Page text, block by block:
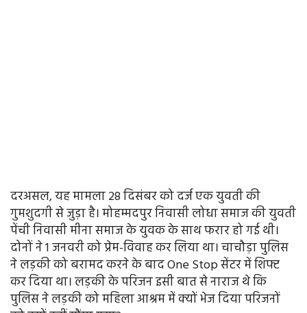
दरअसल, यह मामला 28 दिसंबर को दर्ज एक युवती की
गुमशुदगी से जुड़ा है। मोहम्मदपुर निवासी लोधा समाज की युवती
पेंची निवासी मीना समाज के युवक के साथ फरार हो गई थी।
दोनों ने 1 जनवरी को प्रेम-विवाह कर लिया था। चाचौड़ा पुलिस
ने लड़की को बरामद करने के बाद One Stop सेंटर में शिफ्ट
कर दिया था। लड़की के परिजन इसी बात से नाराज थे कि
पुलिस ने लड़की को महिला आश्रम में क्यों भेज दिया परिजनों